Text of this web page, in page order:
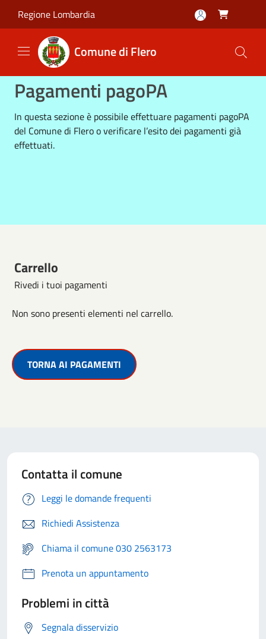
Regione Lombardia 
Comune di Flero
Pagamenti pagoPA
In questa sezione è possibile effettuare pagamenti pagoPA
del Comune di Flero o verificare l’esito dei pagamenti già
effettuati.
Carrello
Rivedi i tuoi pagamenti
Non sono presenti elementi nel carrello.
TORNA AI PAGAMENTI
Contatta il comune
Leggi le domande frequenti
Richiedi Assistenza
Chiama il comune 030 2563173
Prenota un appuntamento
Problemi in città
Segnala disservizio